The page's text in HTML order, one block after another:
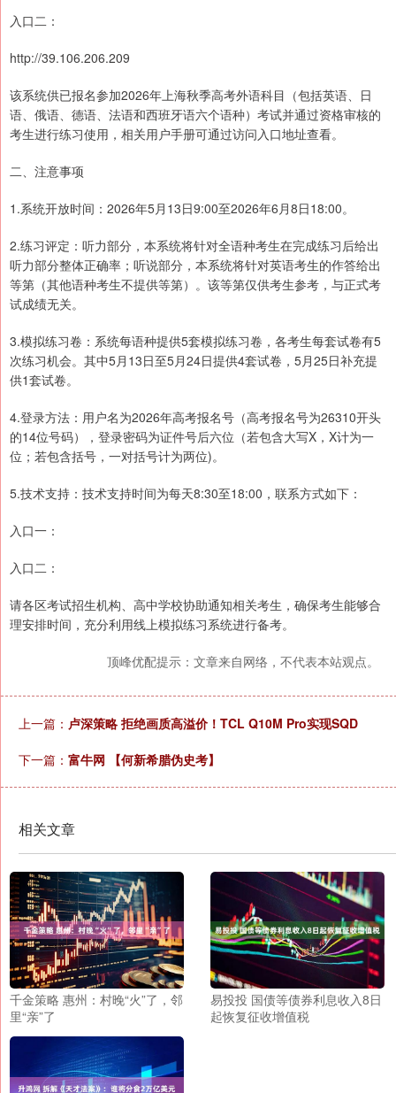
入口二：
http://39.106.206.209
该系统供已报名参加2026年上海秋季高考外语科目（包括英语、日
语、俄语、德语、法语和西班牙语六个语种）考试并通过资格审核的
考生进行练习使用，相关用户手册可通过访问入口地址查看。
二、注意事项
1.系统开放时间：2026年5月13日9:00至2026年6月8日18:00。
2.练习评定：听力部分，本系统将针对全语种考生在完成练习后给出
听力部分整体正确率；听说部分，本系统将针对英语考生的作答给出
等第（其他语种考生不提供等第）。该等第仅供考生参考，与正式考
试成绩无关。
3.模拟练习卷：系统每语种提供5套模拟练习卷，各考生每套试卷有5
次练习机会。其中5月13日至5月24日提供4套试卷，5月25日补充提
供1套试卷。
4.登录方法：用户名为2026年高考报名号（高考报名号为26310开头
的14位号码），登录密码为证件号后六位（若包含大写X，X计为一
位；若包含括号，一对括号计为两位)。
5.技术支持：技术支持时间为每天8:30至18:00，联系方式如下：
入口一：
入口二：
请各区考试招生机构、高中学校协助通知相关考生，确保考生能够合
理安排时间，充分利用线上模拟练习系统进行备考。
顶峰优配提示：文章来自网络，不代表本站观点。
上一篇： 卢深策略 拒绝画质高溢价！TCL Q10M Pro实现SQD
下一篇： 富牛网 【何新希腊伪史考】
相关文章
千金策略 惠州：村晚“火”了，邻
里“亲”了
易投投 国债等债券利息收入8日
起恢复征收增值税